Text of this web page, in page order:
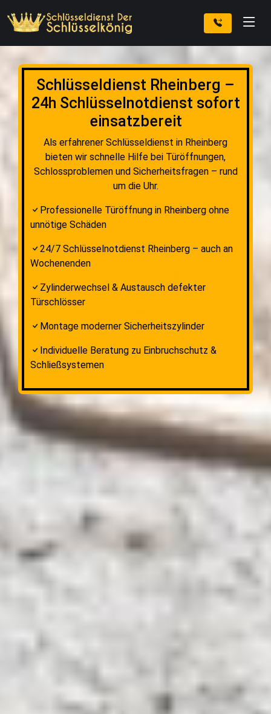
Schlüsseldienst Rheinberg –
24h Schlüsselnotdienst sofort
einsatzbereit
Als erfahrener Schlüsseldienst in Rheinberg
bieten wir schnelle Hilfe bei Türöffnungen,
Schlossproblemen und Sicherheitsfragen – rund
um die Uhr.
Professionelle Türöffnung in Rheinberg ohne
unnötige Schäden
24/7 Schlüsselnotdienst Rheinberg – auch an
Wochenenden
Zylinderwechsel & Austausch defekter
Türschlösser
Montage moderner Sicherheitszylinder
Individuelle Beratung zu Einbruchschutz &
Schließsystemen